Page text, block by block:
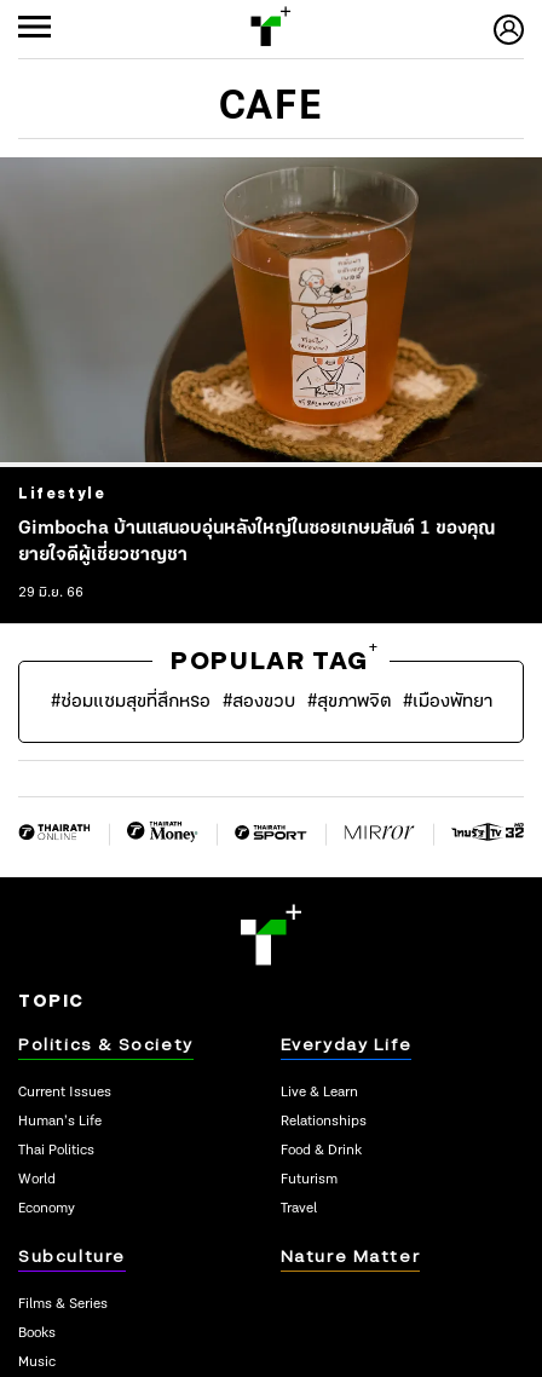
CAFE
Lifestyle
Gimbocha บ้านแสนอบอุ่นหลังใหญ่ในซอยเกษมสันต์ 1 ของคุณ
ยายใจดีผู้เชี่ยวชาญชา
29 มิ.ย. 66
POPULAR TAG
+
#ซ่อมแซมสุขที่สึกหรอ #สองขวบ #สุขภาพจิต #เมืองพัทยา
TOPIC
Politics & Society
Current Issues
Human’s Life
Thai Politics
World
Economy
Everyday Life
Live & Learn
Relationships
Food & Drink
Futurism
Travel
Subculture
Films & Series
Books
Music
Nature Matter